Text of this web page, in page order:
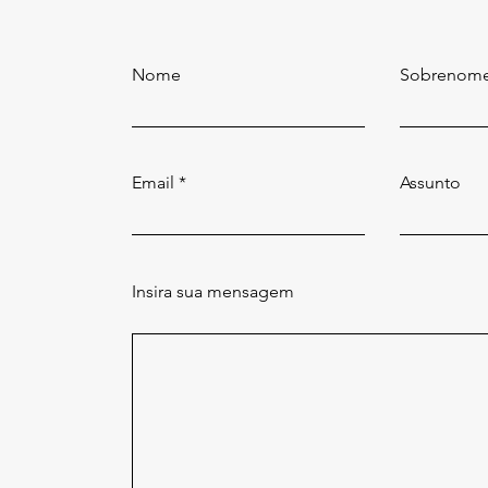
Nome
Email Assunto
Insira sua mensagem